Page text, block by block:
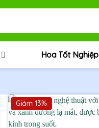
Hoa Tốt Nghiệp
Giảm 13%